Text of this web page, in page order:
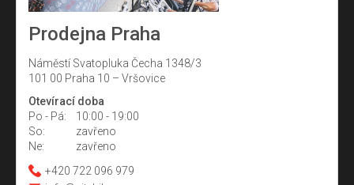
Prodejna Praha
Náměstí Svatopluka Čecha 1348/3
101 00 Praha 10 – Vršovice
Otevírací doba
Po - Pá:
10:00 - 19:00
So:
zavřeno
Ne:
zavřeno
+420 722 096 979